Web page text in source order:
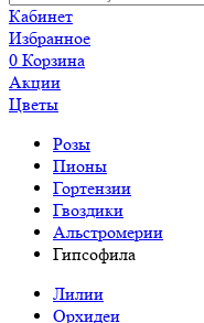
Кабинет
Избранное
0 Корзина
Акции
Цветы
Розы
Пионы
Гортензии
Гвоздики
Альстромерии
Гипсофила
Лилии
Орхидеи